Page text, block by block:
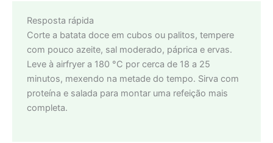
Resposta rápida
Corte a batata doce em cubos ou palitos, tempere
com pouco azeite, sal moderado, páprica e ervas.
Leve à airfryer a 180 °C por cerca de 18 a 25
minutos, mexendo na metade do tempo. Sirva com
proteína e salada para montar uma refeição mais
completa.